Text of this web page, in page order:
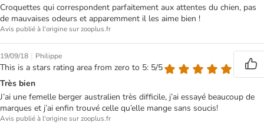
Croquettes qui correspondent parfaitement aux attentes du chien, pas
de mauvaises odeurs et apparemment il les aime bien !
Avis publié à l'origine sur zooplus.fr
19/09/18 | Philippe
This is a stars rating area from zero to 5: 5/5
Très bien
J’ai une femelle berger australien très difficile, j’ai essayé beaucoup de
marques et j’ai enfin trouvé celle qu’elle mange sans soucis!
Avis publié à l'origine sur zooplus.fr